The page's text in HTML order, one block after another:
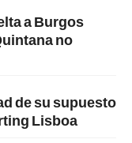
a Burgos
no
de su supuesto
Lisboa